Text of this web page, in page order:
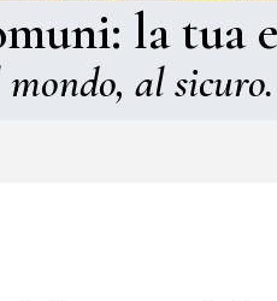
la tua
al sicuro.